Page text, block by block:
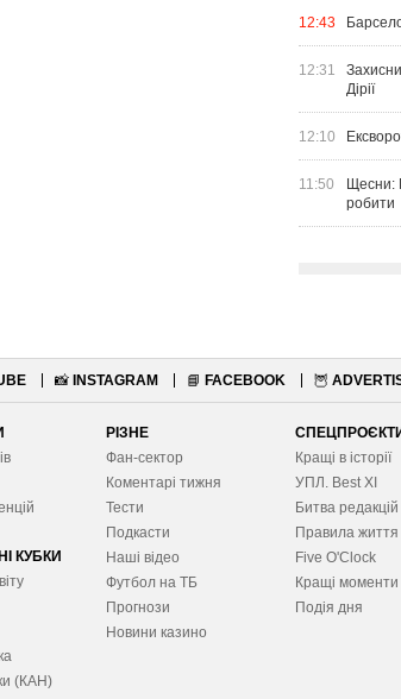
12:43
12:31
Дірії
12:10
11:50
Щесни:
робити
📸 INSTAGRAM 📘 FACEBOOK 🦉
КУБКИ
(КАН)
РІЗНЕ
Фан-сектор
Коментарі тижня
Тести
Подкасти
Наші відео
Футбол на ТБ
Прогнози
Новини казино
Кращі в історії
УПЛ. Best XІ
Битва редакцій
Правила життя
Five O'Clock
Кращі моменти
Подія дня